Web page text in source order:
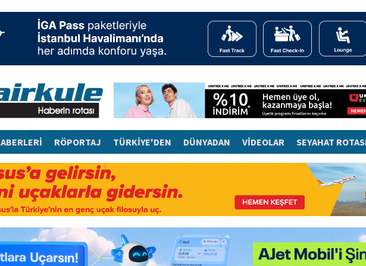
RÖPORTAJ TÜRKİYE'DEN DÜNYADAN VİDEOLAR SEYAHAT